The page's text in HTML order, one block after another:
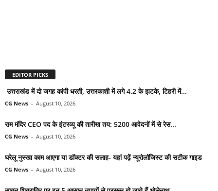
EDITOR PICKS
उत्तराखंड में दो जगह कांपी धरती, उत्तरकाशी में लगे 4.2 के झटके, टिहरी में...
CG News - August 10, 2026
राम मंदिर CEO पद के इंटरव्यू की तारीख तय: 5200 आवेदनों में से रेस...
CG News - August 10, 2026
घरेलू नुस्खा काम आएगा या डॉक्टर की सलाह- यहां पढ़ें न्यूरोलॉजिस्ट की सटीक गाइड
CG News - August 10, 2026